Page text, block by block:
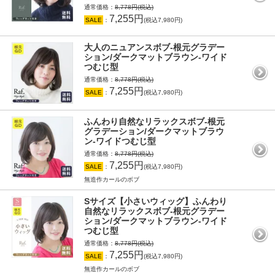
通常価格： 8,778円(税込)
SALE
： 7,255円 (税込7,980円)
大人のニュアンスボブ-根元グラデー
ション/ダークマットブラウン-ワイド
つむじ型
通常価格： 8,778円(税込)
SALE
： 7,255円 (税込7,980円)
ふんわり自然なリラックスボブ-根元
グラデーション/ダークマットブラウ
ン-ワイドつむじ型
通常価格： 8,778円(税込)
SALE
： 7,255円 (税込7,980円)
無造作カールのボブ
Sサイズ【小さいウィッグ】ふんわり
自然なリラックスボブ-根元グラデー
ション/ダークマットブラウン-ワイド
つむじ型
通常価格： 8,778円(税込)
SALE
： 7,255円 (税込7,980円)
無造作カールのボブ